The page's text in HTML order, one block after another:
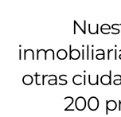
otras
200